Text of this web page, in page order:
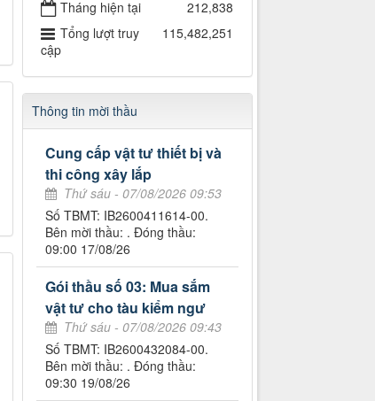
Tháng hiện tại
212,838
Tổng lượt truy
cập
115,482,251
Thông tin mời thầu
Cung cấp vật tư thiết bị và
thi công xây lắp
Thứ sáu - 07/08/2026 09:53
Số TBMT: IB2600411614-00.
Bên mời thầu: . Đóng thầu:
09:00 17/08/26
Gói thầu số 03: Mua sắm
vật tư cho tàu kiểm ngư
Thứ sáu - 07/08/2026 09:43
Số TBMT: IB2600432084-00.
Bên mời thầu: . Đóng thầu:
09:30 19/08/26